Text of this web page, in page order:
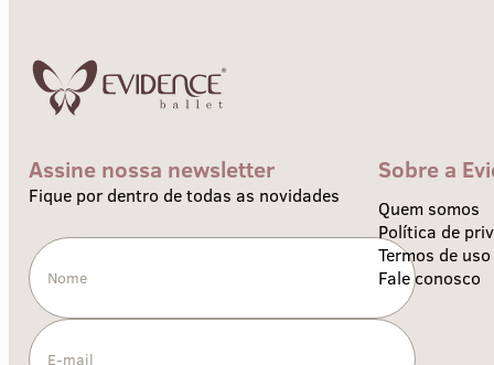
Assine nossa newsletter
Fique por dentro de todas as novidades
Sobre a
Quem somos
Política de
Termos de uso
Fale conosco